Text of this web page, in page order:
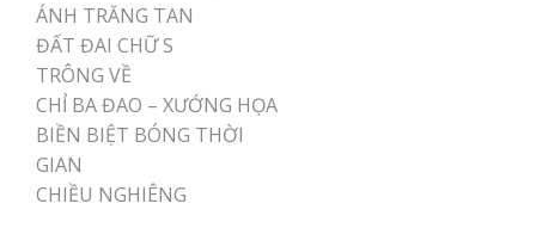
ÁNH TRĂNG TAN
ĐẤT ĐAI CHỮ S
TRÔNG VỀ
CHỈ BA ĐAO – XƯỚNG HỌA
BIỀN BIỆT BÓNG THỜI
GIAN
CHIỀU NGHIÊNG